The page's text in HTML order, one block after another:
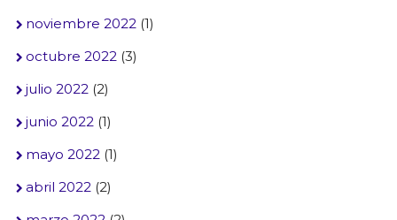
noviembre 2022(1)
octubre 2022(3)
julio 2022(2)
junio 2022(1)
mayo 2022(1)
abril 2022(2)